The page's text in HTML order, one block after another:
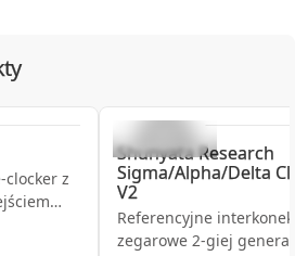
clocker z
Shunyata Research
Sigma/Alpha/Delta
V2
Referencyjne
zegarowe 2-giej